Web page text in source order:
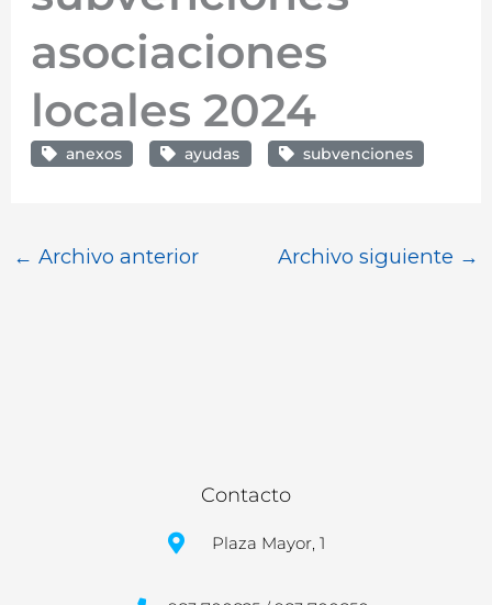
asociaciones
locales 2024
anexos ayudas subvenciones
← Archivo anterior Archivo siguiente →
Contacto
Plaza Mayor, 1